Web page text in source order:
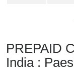
Lookup
IP
BIN
India :